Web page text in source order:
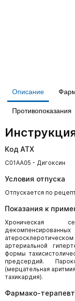
Описание
Противопоказания
Код АТХ
C01AA05 - Дигоксин
Условия отпуска
Отпускается по
Показания к
Хроническая
артериальной
формы
предсердий.
(мерцательная
тахикардия).
Фармако-